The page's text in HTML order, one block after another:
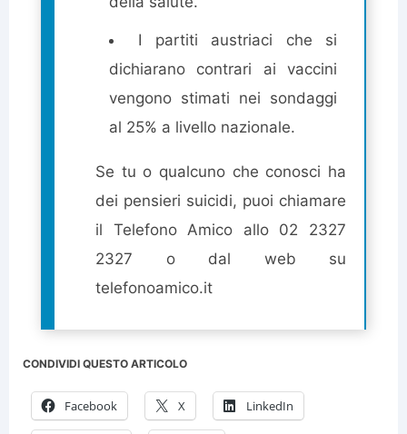
I partiti austriaci che si
dichiarano contrari ai vaccini
vengono stimati nei sondaggi
al 25% a livello nazionale.
Se tu o qualcuno che conosci ha
dei pensieri suicidi, puoi chiamare
il Telefono Amico allo 02 2327
2327 o dal web su
telefonoamico.it
CONDIVIDI QUESTO ARTICOLO
Facebook X LinkedIn